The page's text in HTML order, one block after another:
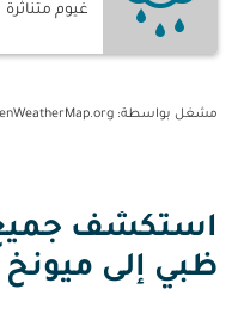
غيوم متناثرة
مشغل بواسطة: OpenWeatherMap.org
استكشف جميع
ظبي إلى ميونخ